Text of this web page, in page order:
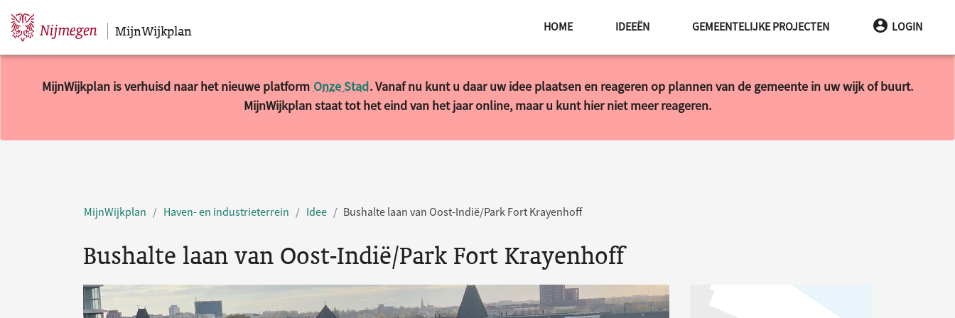
Sla navigatie over MijnWijkplan HOME IDEEËN GEMEENTELIJKE PROJECTEN LOGIN
MijnWijkplan is verhuisd naar het nieuwe platform Onze Stad. Vanaf nu kunt u daar uw idee plaatsen en reageren op plannen van de gemeente in uw wijk of buurt.
MijnWijkplan staat tot het eind van het jaar online, maar u kunt hier niet meer reageren.
MijnWijkplan Haven- en industrieterrein Idee Bushalte laan van Oost-Indië/Park Fort Krayenhoff
Bushalte laan van Oost-Indië/Park Fort Krayenhoff